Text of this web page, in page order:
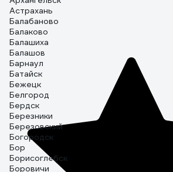
Астрахань
Балабаново
Балаково
Балашиха
Балашов
Барнаул
Батайск
Бежецк
Белгород
Бердск
Березники
Березовский
Богородск
Бор
Борисоглебск
Боровичи